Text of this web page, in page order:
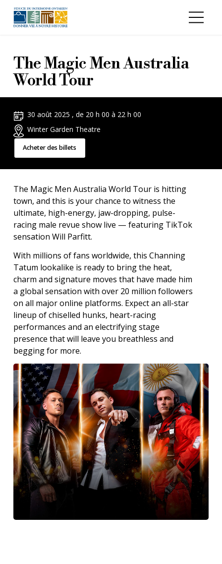
The Magic Men Australia
World Tour
30 août 2025 , de 20 h 00 à 22 h 00
Winter Garden Theatre
Acheter des billets
The Magic Men Australia World Tour is hitting
town, and this is your chance to witness the
ultimate, high-energy, jaw-dropping, pulse-
racing male revue show live — featuring TikTok
sensation Will Parfitt.
With millions of fans worldwide, this Channing
Tatum lookalike is ready to bring the heat,
charm and signature moves that have made him
a global sensation with over 20 million followers
on all major online platforms. Expect an all-star
lineup of chiselled hunks, heart-racing
performances and an electrifying stage
presence that will leave you breathless and
begging for more.